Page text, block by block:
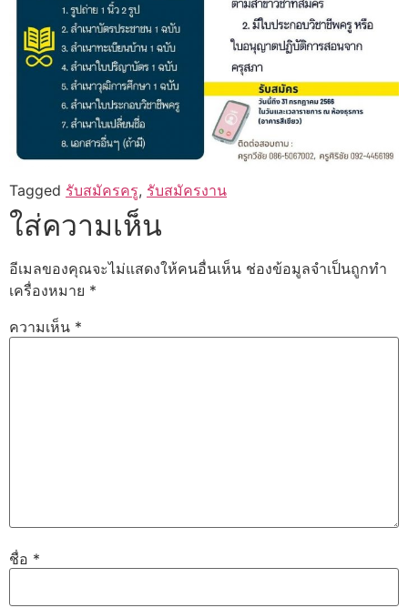
Tagged รับสมัครครู, รับสมัครงาน
ใส่ความเห็น
อีเมลของคุณจะไม่แสดงให้คนอื่นเห็น ช่องข้อมูลจำเป็นถูกทำ
เครื่องหมาย *
ความเห็น *
ชื่อ *